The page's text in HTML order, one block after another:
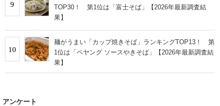
9
TOP30！ 第1位は「富士そば」【2026年最新調査結
果】
10
麺がうまい「カップ焼きそば」ランキングTOP13！ 第
1位は「ペヤング ソースやきそば」【2026年最新調査結
果】
アンケート